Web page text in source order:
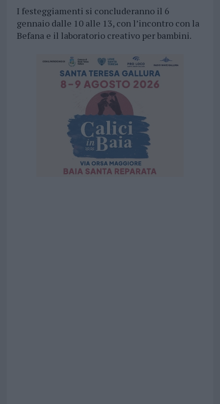
I festeggiamenti si concluderanno il 6
gennaio dalle 10 alle 13, con l’incontro con la
Befana e il laboratorio creativo per bambini.